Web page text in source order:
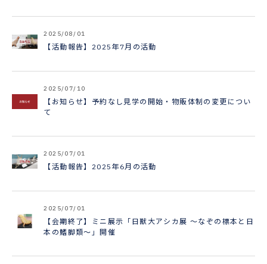
2025/08/01
【活動報告】2025年7月の活動
2025/07/10
【お知らせ】予約なし見学の開始・物販体制の変更につい
て
2025/07/01
【活動報告】2025年6月の活動
2025/07/01
【会期終了】ミニ展示「日獣大アシカ展 ～なぞの標本と日
本の鰭脚類～」開催